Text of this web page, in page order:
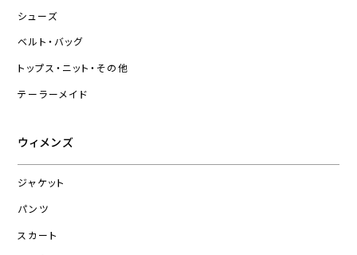
シューズ
ベルト・バッグ
トップス・ニット・その他
テーラーメイド
ウィメンズ
ジャケット
パンツ
スカート